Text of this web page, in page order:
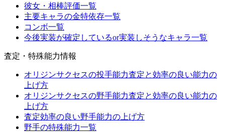
彼女・相棒評価一覧
主要キャラの金特依存一覧
コンボ一覧
今後実装が確定しているor実装しそうなキャラ一覧
査定・特殊能力情報
オリジンサクセスの投手能力査定と効率の良い能力の
上げ方
オリジンサクセスの野手能力査定と効率の良い能力の
上げ方
査定効率の良い野手能力の上げ方
野手の特殊能力一覧